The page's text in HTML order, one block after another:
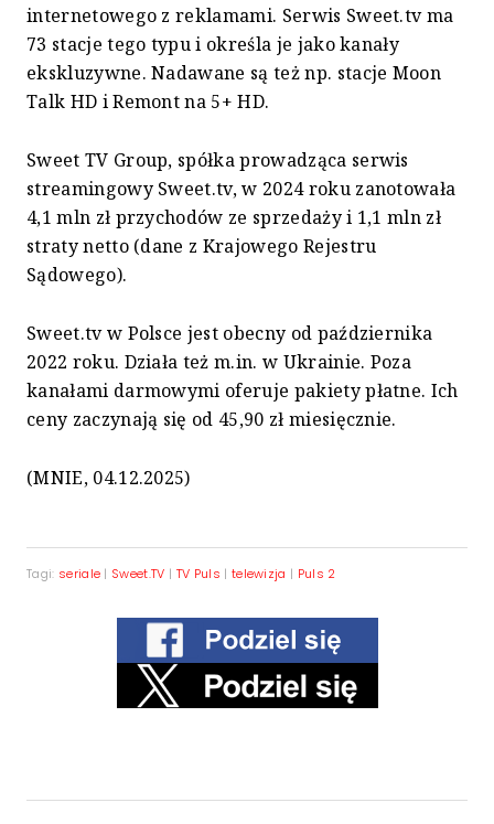
internetowego z reklamami. Serwis Sweet.tv ma
73 stacje tego typu i określa je jako kanały
ekskluzywne. Nadawane są też np. stacje Moon
Talk HD i Remont na 5+ HD.
Sweet TV Group, spółka prowadząca serwis
streamingowy Sweet.tv, w 2024 roku zanotowała
4,1 mln zł przychodów ze sprzedaży i 1,1 mln zł
straty netto (dane z Krajowego Rejestru
Sądowego).
Sweet.tv w Polsce jest obecny od października
2022 roku. Działa też m.in. w Ukrainie. Poza
kanałami darmowymi oferuje pakiety płatne. Ich
ceny zaczynają się od 45,90 zł miesięcznie.
(MNIE, 04.12.2025)
Tagi: seriale | Sweet.TV | TV Puls | telewizja | Puls 2